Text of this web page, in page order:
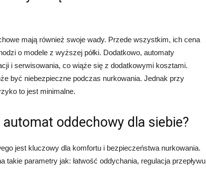
mają również swoje wady. Przede wszystkim, ich cena
o modele z wyższej półki. Dodatkowo, automaty
i serwisowania, co wiąże się z dodatkowymi kosztami.
być niebezpieczne podczas nurkowania. Jednak przy
to jest minimalne.
oddechowy dla siebie?
jest kluczowy dla komfortu i bezpieczeństwa nurkowania.
parametry jak: łatwość oddychania, regulacja przepływu